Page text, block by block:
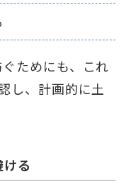
ためにも、これ
し、計画的に土
る